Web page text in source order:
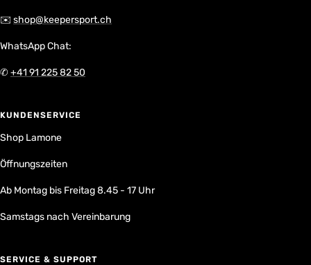
✉️ shop@keepersport.ch
WhatsApp Chat:
✆+41 91 225 82 50
KUNDENSERVICE
Shop Lamone
Öffnungszeiten
Ab Montag bis Freitag 8.45 - 17 Uhr
Samstags nach Vereinbarung
SERVICE & SUPPORT